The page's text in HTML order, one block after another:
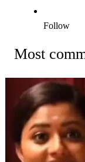
Follow
Most